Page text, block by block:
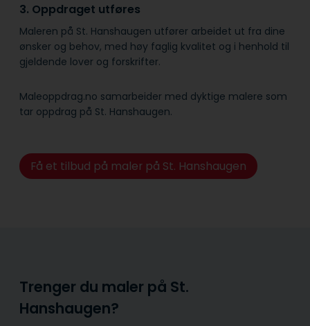
3. Oppdraget utføres
Maleren på St. Hanshaugen utfører arbeidet ut fra dine
ønsker og behov, med høy faglig kvalitet og i henhold til
gjeldende lover og forskrifter.
Maleoppdrag.no samarbeider med dyktige malere som
tar oppdrag på St. Hanshaugen.
Få et tilbud på maler på St. Hanshaugen
Trenger du maler på St.
Hanshaugen?